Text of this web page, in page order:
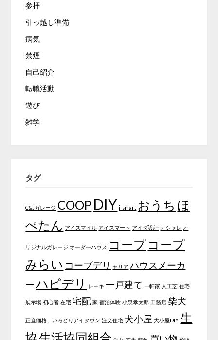
参拝
引っ越し準備
病気
禁煙
自己紹介
転職活動
遊び
雑学
タグ
C&Jガレージ COOP DIY i-smart おうち ほ
ぺたん アイスマイル アイスマート アイダ設計 オシャレ オ
リジナルガレージ オーダーハウス コープ コープ
みらい コープデリ セリア ハウスメーカ
ーハピデリ レーキ 一戸建て 一軒家 人工芝 住宅
展示場 初心者 在宅 宅配 家 宿泊体験 小泉孝太郎 工務店 柴犬
正直価格、いろどりアイタウン 注文住宅 犬小屋 犬小屋DIY 生